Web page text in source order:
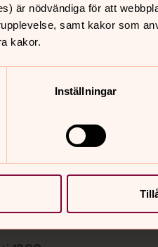
är nödvändiga för att
samt kakor som
kakor.
Inställningar
utomhus,
Holmsunds